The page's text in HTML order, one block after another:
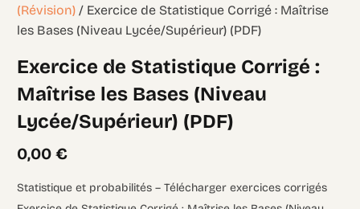
(Révision) / Exercice de Statistique Corrigé : Maîtrise
les Bases (Niveau Lycée/Supérieur) (PDF)
Exercice de Statistique Corrigé :
Maîtrise les Bases (Niveau
Lycée/Supérieur) (PDF)
0,00€
Statistique et probabilités – Télécharger exercices corrigés